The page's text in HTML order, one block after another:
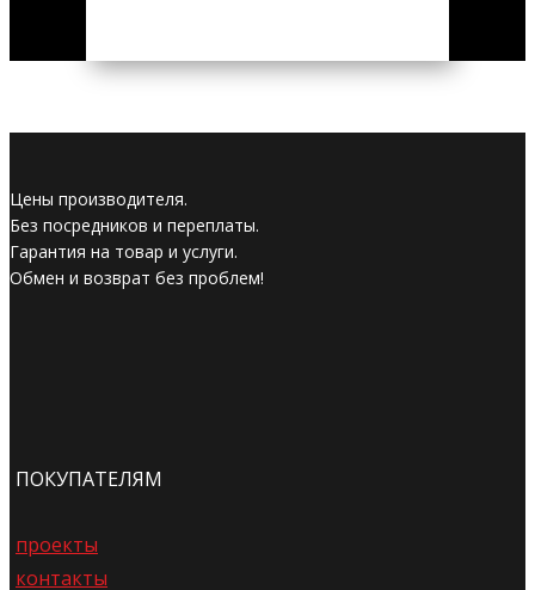
Цены производителя.
Без посредников и переплаты.
Гарантия на товар и услуги.
Обмен и возврат без проблем!
ПОКУПАТЕЛЯМ
проекты
контакты